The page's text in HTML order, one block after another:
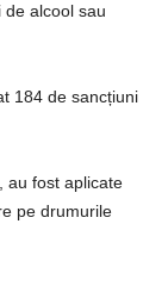
alcool sau
184 de sancțiuni
au fost aplicate
pe drumurile